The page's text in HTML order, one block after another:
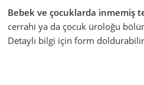
Bebek ve çocuklarda inmemiş
cerrahi ya da çocuk üroloğu
Detaylı bilgi için form